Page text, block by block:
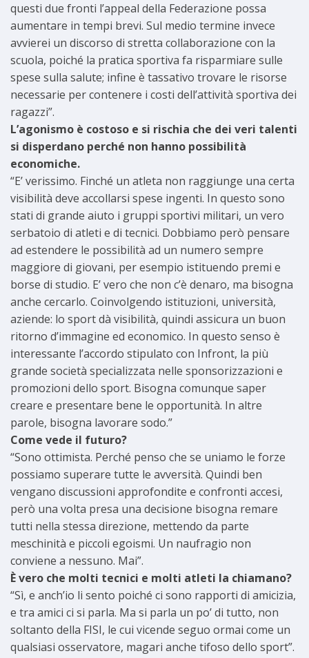
questi due fronti l’appeal della Federazione possa
aumentare in tempi brevi. Sul medio termine invece
avvierei un discorso di stretta collaborazione con la
scuola, poiché la pratica sportiva fa risparmiare sulle
spese sulla salute; infine è tassativo trovare le risorse
necessarie per contenere i costi dell’attività sportiva dei
ragazzi”.
L’agonismo è costoso e si rischia che dei veri talenti
si disperdano perché non hanno possibilità
economiche.
“E’ verissimo. Finché un atleta non raggiunge una certa
visibilità deve accollarsi spese ingenti. In questo sono
stati di grande aiuto i gruppi sportivi militari, un vero
serbatoio di atleti e di tecnici. Dobbiamo però pensare
ad estendere le possibilità ad un numero sempre
maggiore di giovani, per esempio istituendo premi e
borse di studio. E’ vero che non c’è denaro, ma bisogna
anche cercarlo. Coinvolgendo istituzioni, università,
aziende: lo sport dà visibilità, quindi assicura un buon
ritorno d’immagine ed economico. In questo senso è
interessante l’accordo stipulato con Infront, la più
grande società specializzata nelle sponsorizzazioni e
promozioni dello sport. Bisogna comunque saper
creare e presentare bene le opportunità. In altre
parole, bisogna lavorare sodo.”
Come vede il futuro?
“Sono ottimista. Perché penso che se uniamo le forze
possiamo superare tutte le avversità. Quindi ben
vengano discussioni approfondite e confronti accesi,
però una volta presa una decisione bisogna remare
tutti nella stessa direzione, mettendo da parte
meschinità e piccoli egoismi. Un naufragio non
conviene a nessuno. Mai”.
È vero che molti tecnici e molti atleti la chiamano?
“Sì, e anch’io li sento poiché ci sono rapporti di amicizia,
e tra amici ci si parla. Ma si parla un po’ di tutto, non
soltanto della FISI, le cui vicende seguo ormai come un
qualsiasi osservatore, magari anche tifoso dello sport”.